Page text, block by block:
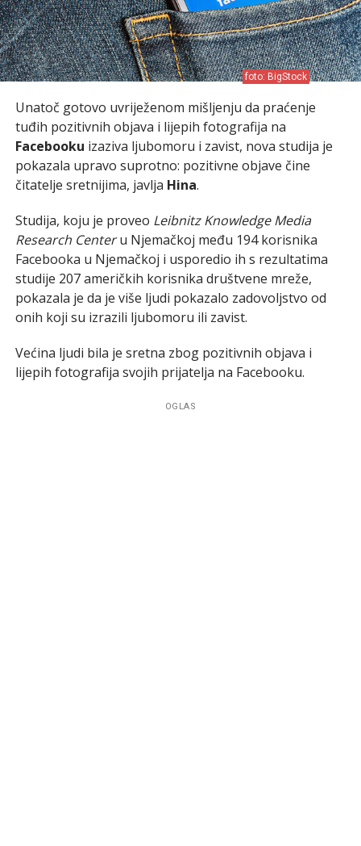
foto: BigStock
Unatoč gotovo uvriježenom mišljenju da praćenje
tuđih pozitivnih objava i lijepih fotografija na
Facebooku izaziva ljubomoru i zavist, nova studija je
pokazala upravo suprotno: pozitivne objave čine
čitatelje sretnijima, javlja Hina.
Studija, koju je proveo Leibnitz Knowledge Media
Research Centeru Njemačkoj među 194 korisnika
Facebooka u Njemačkoj i usporedio ih s rezultatima
studije 207 američkih korisnika društvene mreže,
pokazala je da je više ljudi pokazalo zadovoljstvo od
onih koji su izrazili ljubomoru ili zavist.
Većina ljudi bila je sretna zbog pozitivnih objava i
lijepih fotografija svojih prijatelja na Facebooku.
OGLAS